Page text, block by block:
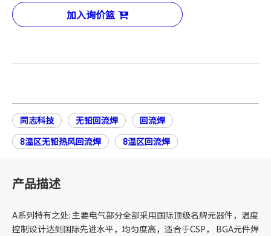
加入询价篮
同志科技 无铅回流焊
回流焊
8温区无铅热风回流焊
8温区回流焊
产品描述
A系列特有之处: 主要电气部分全部采用国际顶级名牌元器件，温度
控制设计达到国际先进水平，均匀度高，适合于CSP， BGA元件焊